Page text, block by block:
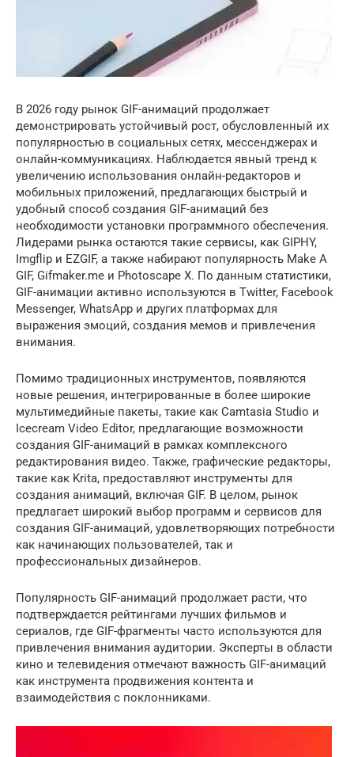
В 2026 году рынок GIF-анимаций продолжает
демонстрировать устойчивый рост, обусловленный их
популярностью в социальных сетях, мессенджерах и
онлайн-коммуникациях. Наблюдается явный тренд к
увеличению использования онлайн-редакторов и
мобильных приложений, предлагающих быстрый и
удобный способ создания GIF-анимаций без
необходимости установки программного обеспечения.
Лидерами рынка остаются такие сервисы, как GIPHY,
Imgflip и EZGIF, а также набирают популярность Make A
GIF, Gifmaker.me и Photoscape X. По данным статистики,
GIF-анимации активно используются в Twitter, Facebook
Messenger, WhatsApp и других платформах для
выражения эмоций, создания мемов и привлечения
внимания.
Помимо традиционных инструментов, появляются
новые решения, интегрированные в более широкие
мультимедийные пакеты, такие как Camtasia Studio и
Icecream Video Editor, предлагающие возможности
создания GIF-анимаций в рамках комплексного
редактирования видео. Также, графические редакторы,
такие как Krita, предоставляют инструменты для
создания анимаций, включая GIF. В целом, рынок
предлагает широкий выбор программ и сервисов для
создания GIF-анимаций, удовлетворяющих потребности
как начинающих пользователей, так и
профессиональных дизайнеров.
Популярность GIF-анимаций продолжает расти, что
подтверждается рейтингами лучших фильмов и
сериалов, где GIF-фрагменты часто используются для
привлечения внимания аудитории. Эксперты в области
кино и телевидения отмечают важность GIF-анимаций
как инструмента продвижения контента и
взаимодействия с поклонниками.